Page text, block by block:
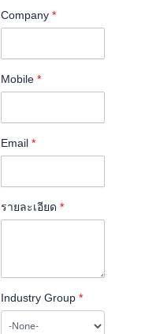
Company *
Mobile *
Email *
รายละเอียด *
Industry Group *